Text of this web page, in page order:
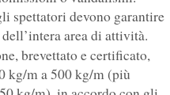
spettatori devono garantire
area di attività.
brevettato e certificato,
kg/m a 500 kg/m (più